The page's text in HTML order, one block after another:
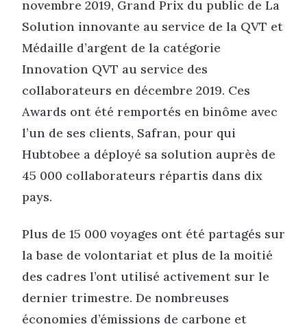
novembre 2019, Grand Prix du public de La
Solution innovante au service de la QVT et
Médaille d’argent de la catégorie
Innovation QVT au service des
collaborateurs en décembre 2019. Ces
Awards ont été remportés en binôme avec
l’un de ses clients, Safran, pour qui
Hubtobee a déployé sa solution auprès de
45 000 collaborateurs répartis dans dix
pays.
Plus de 15 000 voyages ont été partagés sur
la base de volontariat et plus de la moitié
des cadres l’ont utilisé activement sur le
dernier trimestre. De nombreuses
économies d’émissions de carbone et